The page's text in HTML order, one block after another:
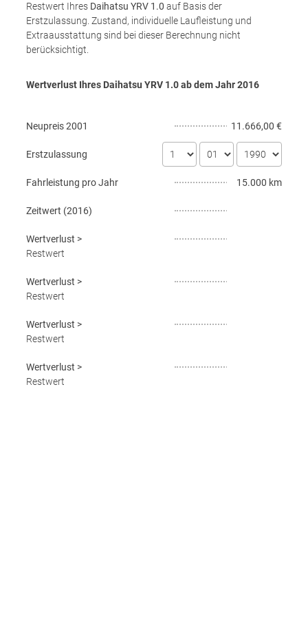
Restwert Ihres Daihatsu YRV 1.0 auf Basis der
Erstzulassung. Zustand, individuelle Laufleistung und
Extraausstattung sind bei dieser Berechnung nicht
berücksichtigt.
Wertverlust Ihres Daihatsu YRV 1.0 ab dem Jahr2016
Neupreis2001 11.666,00 €
Erstzulassung
Fahrleistung pro Jahr 15.000 km
Zeitwert (2016)
Wertverlust >
Restwert
Wertverlust >
Restwert
Wertverlust >
Restwert
Wertverlust >
Restwert